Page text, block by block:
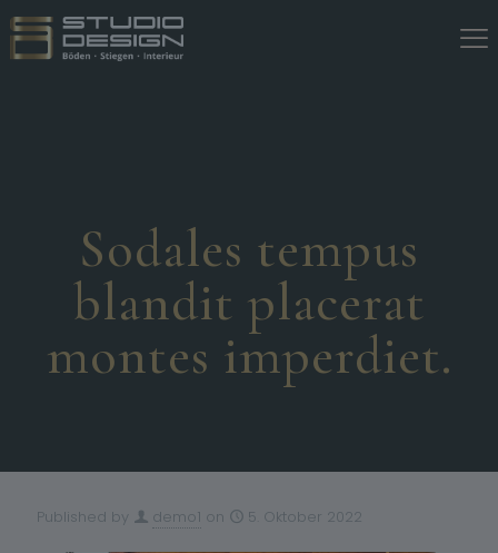
Sodales tempus
blandit placerat
montes imperdiet.
Published by demo1 on 5. Oktober 2022